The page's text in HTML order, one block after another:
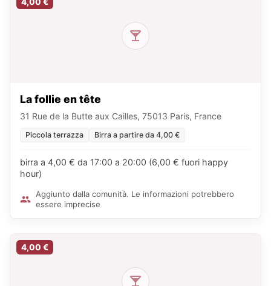
La follie en tête
31 Rue de la Butte aux Cailles, 75013 Paris, France
Piccola terrazza Birra a partire da 4,00 €
birra a 4,00 € da 17:00 a 20:00 (6,00 € fuori happy
hour)
Aggiunto dalla comunità. Le informazioni potrebbero
essere imprecise
4,00 €